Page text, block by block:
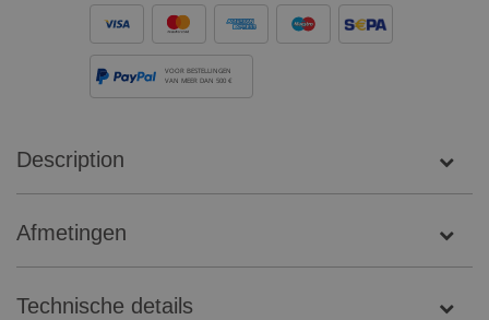
VOOR BESTELLINGEN
VAN MEER DAN 500 €
Description
Afmetingen
Technische details